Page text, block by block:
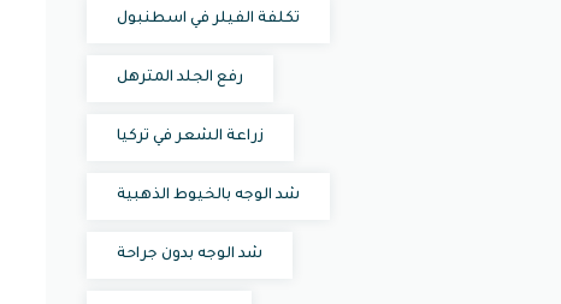
تكلفة الفيلر في اسطنبول
رفع الجلد المترهل
زراعة الشعر في تركيا
شد الوجه بالخيوط الذهبية
شد الوجه بدون جراحة